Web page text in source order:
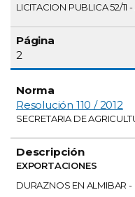
LICITACION PUBLICA 52/11
2
Resolución 110 / 2012
SECRETARIA DE
EXPORTACIONES
DURAZNOS EN ALMIBAR -